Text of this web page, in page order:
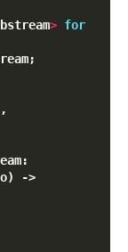
> for